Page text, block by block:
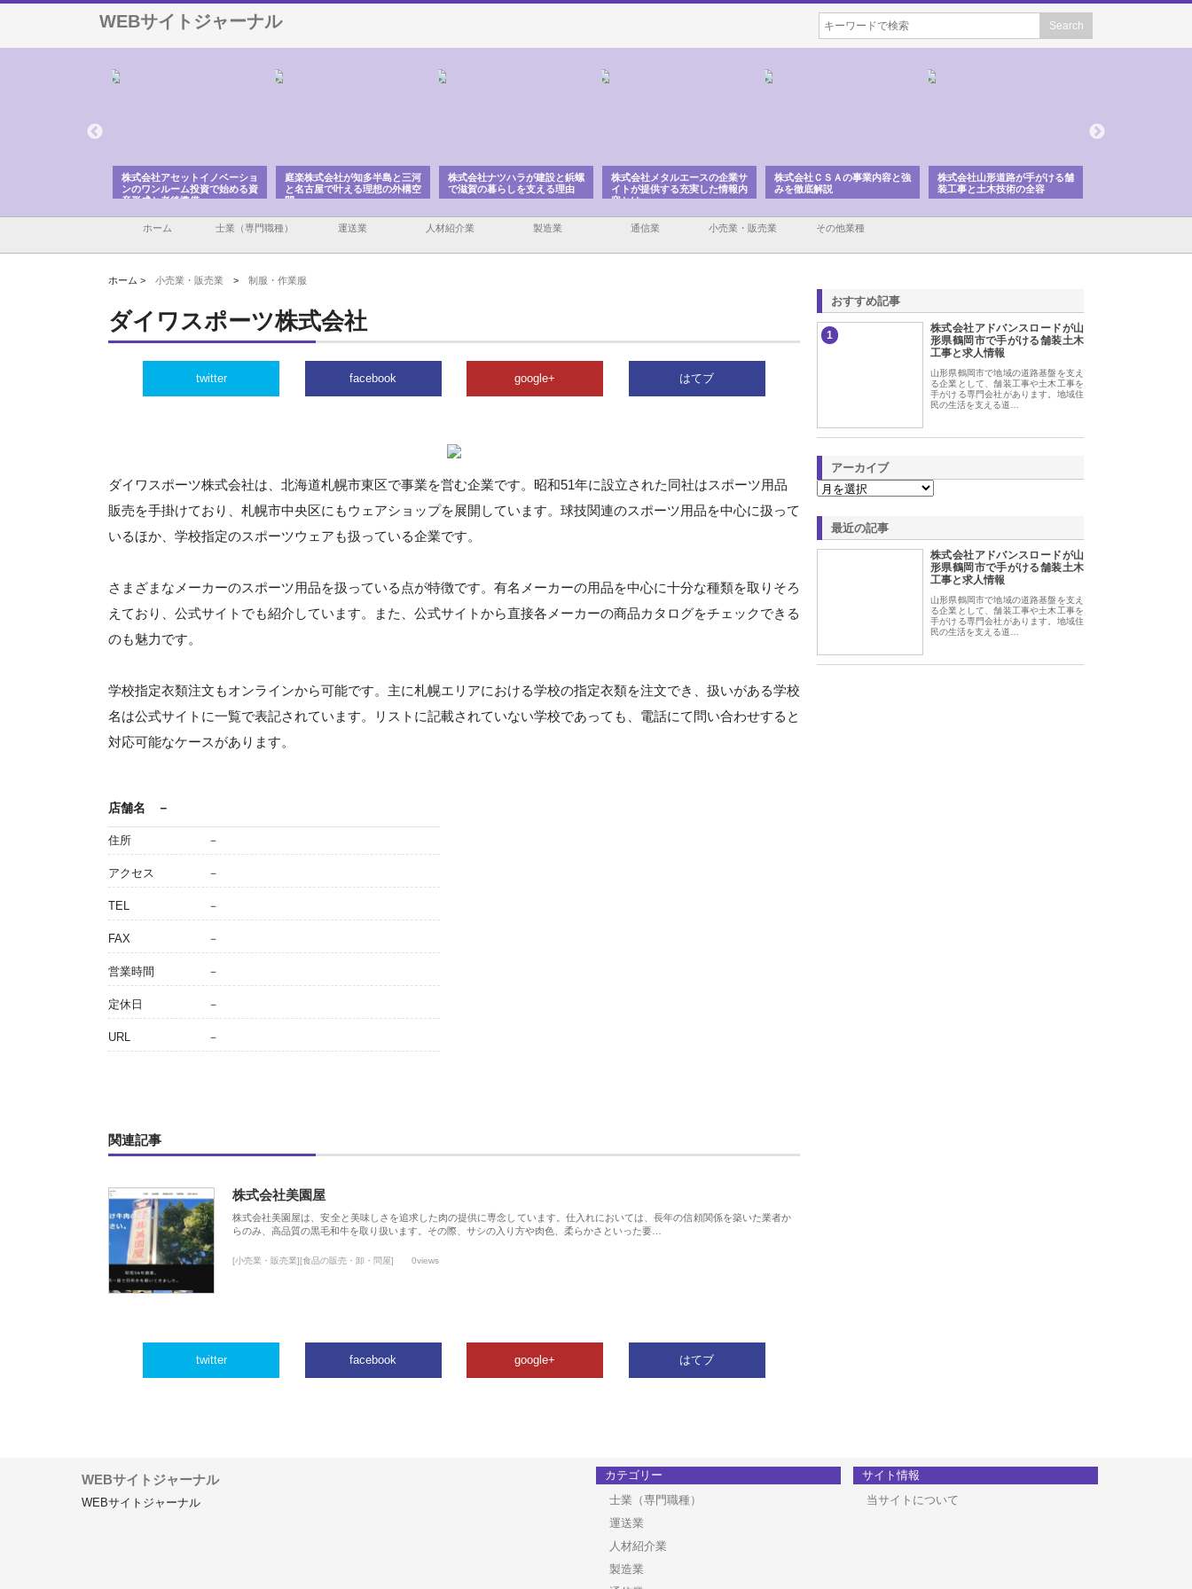
WEBサイトジャーナル
株式会社アセットイノベーショ
ンのワンルーム投資で始める資
産形成と老後準備
庭楽株式会社が知多半島と三河
と名古屋で叶える理想の外構空
間
株式会社ナツハラが建設と鋲螺
で滋賀の暮らしを支える理由
株式会社メタルエースの企業サ
イトが提供する充実した情報内
容とは
株式会社ＣＳＡの事業内容と強
みを徹底解説
株式会社山形道路が手がける舗
装工事と土木技術の全容
ホーム 士業（専門職種） 運送業 人材紹介業 製造業 通信業 小売業・販売業 その他業種
ホーム > 小売業・販売業 > 制服・作業服
ダイワスポーツ株式会社
twitter facebook google+ はてブ
ダイワスポーツ株式会社は、北海道札幌市東区で事業を営む企業です。昭和51年に設立された同社はスポーツ用品
販売を手掛けており、札幌市中央区にもウェアショップを展開しています。球技関連のスポーツ用品を中心に扱って
いるほか、学校指定のスポーツウェアも扱っている企業です。
さまざまなメーカーのスポーツ用品を扱っている点が特徴です。有名メーカーの用品を中心に十分な種類を取りそろ
えており、公式サイトでも紹介しています。また、公式サイトから直接各メーカーの商品カタログをチェックできる
のも魅力です。
学校指定衣類注文もオンラインから可能です。主に札幌エリアにおける学校の指定衣類を注文でき、扱いがある学校
名は公式サイトに一覧で表記されています。リストに記載されていない学校であっても、電話にて問い合わせすると
対応可能なケースがあります。
店舗名 －
住所 －
アクセス －
TEL －
FAX －
営業時間 －
定休日 －
URL －
関連記事
株式会社美園屋
株式会社美園屋は、安全と美味しさを追求した肉の提供に専念しています。仕入れにおいては、長年の信頼関係を築いた業者か
らのみ、高品質の黒毛和牛を取り扱います。その際、サシの入り方や肉色、柔らかさといった要…
[小売業・販売業][食品の販売・卸・問屋] 0views
twitter facebook google+ はてブ
おすすめ記事
1
株式会社アドバンスロードが山
形県鶴岡市で手がける舗装土木
工事と求人情報
山形県鶴岡市で地域の道路基盤を支え
る企業として、舗装工事や土木工事を
手がける専門会社があります。地域住
民の生活を支える道…
アーカイブ
最近の記事
株式会社アドバンスロードが山
形県鶴岡市で手がける舗装土木
工事と求人情報
山形県鶴岡市で地域の道路基盤を支え
る企業として、舗装工事や土木工事を
手がける専門会社があります。地域住
民の生活を支える道…
WEBサイトジャーナル
WEBサイトジャーナル
カテゴリー
士業（専門職種）
運送業
人材紹介業
製造業
サイト情報
当サイトについて